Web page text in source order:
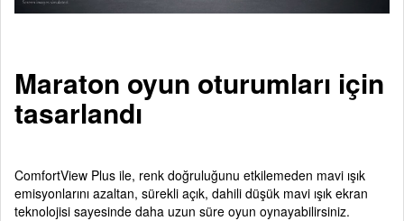
Maraton oyun oturumları için
tasarlandı
ComfortView Plus ile, renk doğruluğunu etkilemeden mavi ışık
emisyonlarını azaltan, sürekli açık, dahili düşük mavi ışık ekran
teknolojisi sayesinde daha uzun süre oyun oynayabilirsiniz.